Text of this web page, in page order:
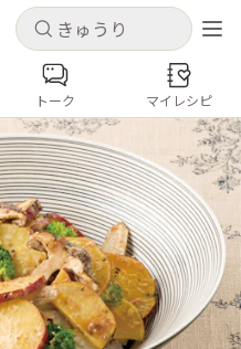
キャンセル
を保存できます
新規登録
キャンセル
コンテンツ
ト
とうもろこし
ゴーヤ
トーク マイレシピ